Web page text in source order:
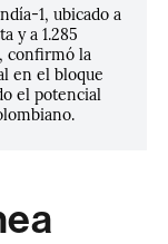
1, ubicado a
y a 1.285
confirmó la
en el bloque
el potencial